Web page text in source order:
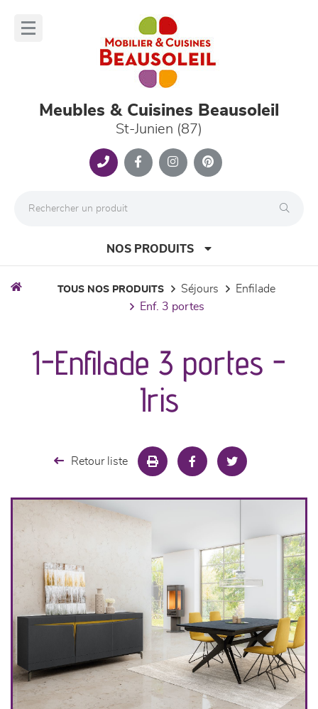
Meubles & Cuisines Beausoleil
St-Junien (87)
NOS PRODUITS
séjours
meubles de complément
cuisine & sur-mesure
décoration
TOUS NOS PRODUITS séjours
enfilade
enf. 3 portes
1-Enfilade 3 portes -
Iris
Retour liste